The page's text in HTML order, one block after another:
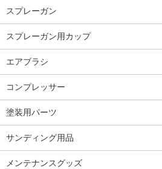
スプレーガン
スプレーガン用カップ
エアブラシ
コンプレッサー
塗装用パーツ
サンディング用品
メンテナンスグッズ